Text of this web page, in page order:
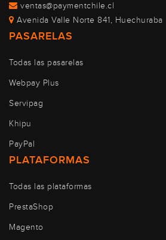
ventas@paymentchile.cl
Avenida Valle Norte 841, Huechuraba
PASARELAS
Todas las pasarelas
Webpay Plus
Servipag
Khipu
PayPal
PLATAFORMAS
Todas las plataformas
PrestaShop
Magento